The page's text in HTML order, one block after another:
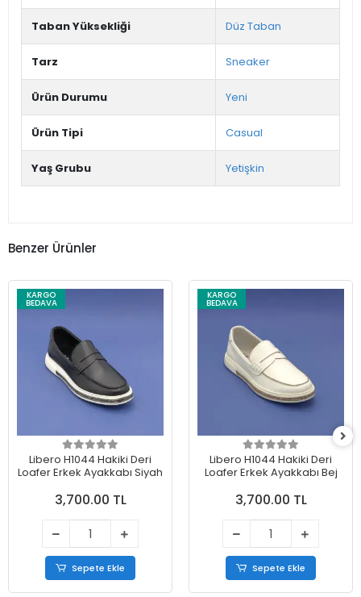
Taban Yüksekliği Düz Taban
Tarz Sneaker
Ürün Durumu Yeni
Ürün Tipi Casual
Yaş Grubu Yetişkin
Benzer Ürünler
KARGO
BEDAVA
Libero H1044 Hakiki Deri
Loafer Erkek Ayakkabı Siyah
3,700.00 TL
Sepete Ekle
KARGO
BEDAVA
Libero H1044 Hakiki Deri
Loafer Erkek Ayakkabı Bej
3,700.00 TL
Sepete Ekle